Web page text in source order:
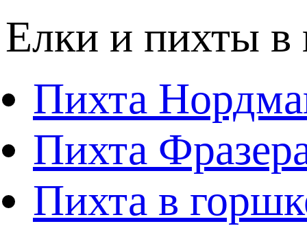
Елки и пихты в
Пихта
Пихта
Пихта в